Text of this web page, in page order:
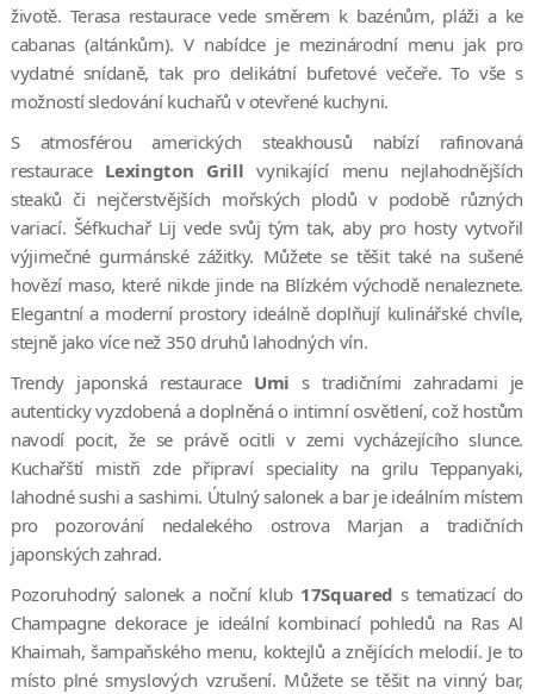
životě. Terasa restaurace vede směrem k bazénům, pláži a ke
cabanas (altánkům). V nabídce je mezinárodní menu jak pro
vydatné snídaně, tak pro delikátní bufetové večeře. To vše s
možností sledování kuchařů v otevřené kuchyni.
S atmosférou amerických steakhousů nabízí rafinovaná
restaurace Lexington Grill vynikající menu nejlahodnějších
steaků či nejčerstvějších mořských plodů v podobě různých
variací. Šéfkuchař Lij vede svůj tým tak, aby pro hosty vytvořil
výjimečné gurmánské zážitky. Můžete se těšit také na sušené
hovězí maso, které nikde jinde na Blízkém východě nenaleznete.
Elegantní a moderní prostory ideálně doplňují kulinářské chvíle,
stejně jako více než 350 druhů lahodných vín.
Trendy japonská restaurace Umi s tradičními zahradami je
autenticky vyzdobená a doplněná o intimní osvětlení, což hostům
navodí pocit, že se právě ocitli v zemi vycházejícího slunce.
Kuchařští mistři zde připraví speciality na grilu Teppanyaki,
lahodné sushi a sashimi. Útulný salonek a bar je ideálním místem
pro pozorování nedalekého ostrova Marjan a tradičních
japonských zahrad.
Pozoruhodný salonek a noční klub 17Squared s tematizací do
Champagne dekorace je ideální kombinací pohledů na Ras Al
Khaimah, šampaňského menu, koktejlů a znějících melodií. Je to
místo plné smyslových vzrušení. Můžete se těšit na vinný bar,